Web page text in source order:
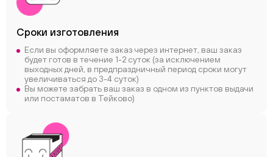
Сроки изготовления
Если вы оформляете заказ через интернет, ваш заказ
будет готов в течение 1-2 суток (за исключением
выходных дней, в предпраздничный период сроки могут
увеличиваться до 3-4 суток)
Вы можете забрать ваш заказ в одном из пунктов выдачи
или постаматов в Тейково)